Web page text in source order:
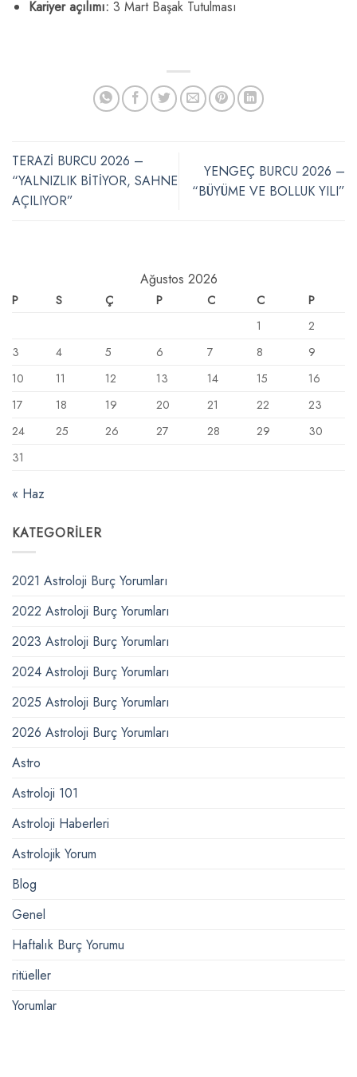
Kariyer açılımı: 3 Mart Başak Tutulması
TERAZİ BURCU 2026 –
“YALNIZLIK BİTİYOR, SAHNE
AÇILIYOR”
YENGEÇ BURCU 2026 –
“BÜYÜME VE BOLLUK YILI”
Ağustos 2026
P S Ç P C C
P
1
2
3
4 5 6 7 8
9
10
11 12 13 14 15
16
17
18 19 20 21 22
23
24
25 26 27 28 29
30
31
« Haz
KATEGORILER
2021 Astroloji Burç Yorumları
2022 Astroloji Burç Yorumları
2023 Astroloji Burç Yorumları
2024 Astroloji Burç Yorumları
2025 Astroloji Burç Yorumları
2026 Astroloji Burç Yorumları
Astro
Astroloji 101
Astroloji Haberleri
Astrolojik Yorum
Blog
Genel
Haftalık Burç Yorumu
ritüeller
Yorumlar